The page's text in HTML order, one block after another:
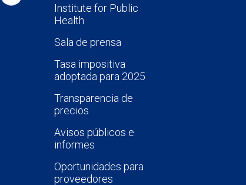
Institute for Public
Health
Sala de prensa
Tasa impositiva
adoptada para 2025
Transparencia de
precios
Avisos públicos e
informes
Oportunidades para
proveedores